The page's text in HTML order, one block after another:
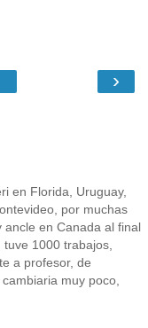
›
en Florida, Uruguay,
por muchas
en Canada al final
1000 trabajos,
a profesor, de
muy poco,